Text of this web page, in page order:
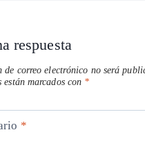
respuesta
de correo electrónico no será
marcados con *
*